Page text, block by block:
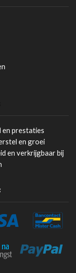
en prestaties
en groei
en verkrijgbaar bij